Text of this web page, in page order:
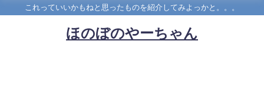
これっていいかもねと思ったものを紹介してみよっかと。。。
ほのぼのやーちゃん